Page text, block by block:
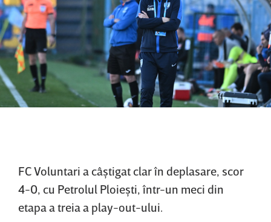
FC Voluntari a câştigat clar în deplasare, scor
4-0, cu Petrolul Ploieşti, într-un meci din
etapa a treia a play-out-ului.